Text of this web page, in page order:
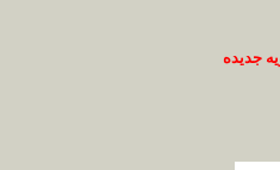
جديده